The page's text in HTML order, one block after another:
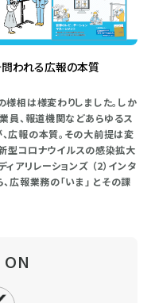
われる広報の本質
相は様変わりしました。しか
員、報道機関などあらゆるス
広報の本質。その大前提は変
型コロナウイルスの感染拡大
アリレーションズ （2）インタ
広報業務の「いま」 とその課